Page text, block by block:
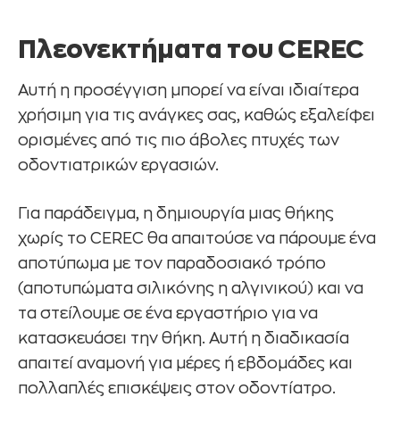
Πλεονεκτήματα του CEREC
Αυτή η προσέγγιση μπορεί να είναι ιδιαίτερα
χρήσιμη για τις ανάγκες σας, καθώς εξαλείφει
ορισμένες από τις πιο άβολες πτυχές των
οδοντιατρικών εργασιών.
Για παράδειγμα, η δημιουργία μιας θήκης
χωρίς το CEREC θα απαιτούσε να πάρουμε ένα
αποτύπωμα με τον παραδοσιακό τρόπο
(αποτυπώματα σιλικόνης η αλγινικού) και να
τα στείλουμε σε ένα εργαστήριο για να
κατασκευάσει την θήκη. Αυτή η διαδικασία
απαιτεί αναμονή για μέρες ή εβδομάδες και
πολλαπλές επισκέψεις στον οδοντίατρο.